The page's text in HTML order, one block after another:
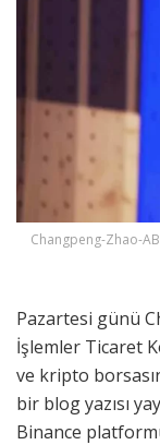
Changpeng-Zhao-
Pazartesi günü
İşlemler Ticaret
ve kripto
bir blog yazısı
Binance